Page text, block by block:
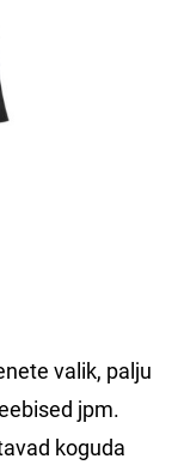
valik, palju
jpm.
koguda